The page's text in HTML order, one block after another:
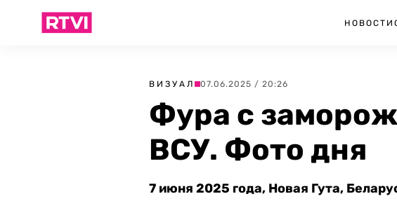
НОВОСТИ
ВИЗУАЛ 07.06.2025 / 20:26
Фура с
ВСУ. Фото дня
7 июня 2025 года, Новая Гута,